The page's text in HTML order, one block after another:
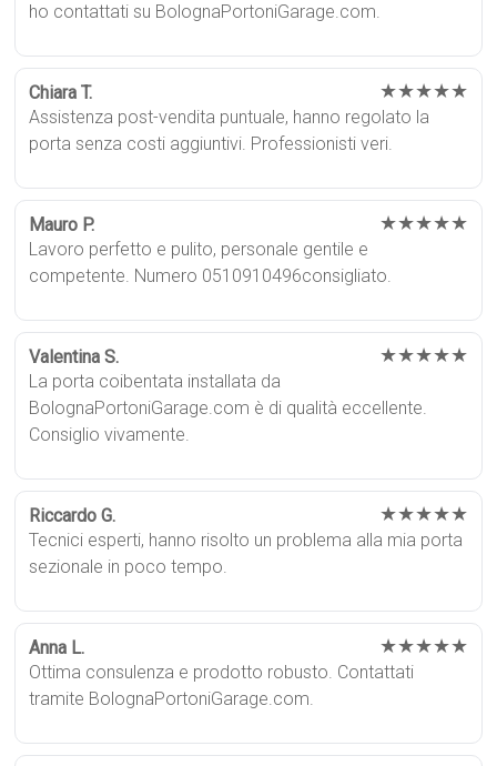
ho contattati su BolognaPortoniGarage.com.
Chiara T. ★★★★★
Assistenza post-vendita puntuale, hanno regolato la
porta senza costi aggiuntivi. Professionisti veri.
Mauro P. ★★★★★
Lavoro perfetto e pulito, personale gentile e
competente. Numero 0510910496consigliato.
Valentina S. ★★★★★
La porta coibentata installata da
BolognaPortoniGarage.com è di qualità eccellente.
Consiglio vivamente.
Riccardo G. ★★★★★
Tecnici esperti, hanno risolto un problema alla mia porta
sezionale in poco tempo.
Anna L. ★★★★★
Ottima consulenza e prodotto robusto. Contattati
tramite BolognaPortoniGarage.com.